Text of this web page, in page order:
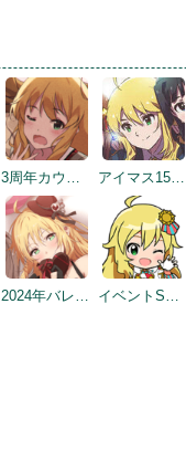
3周年カウントダウンイラスト アイマス15周年記念
2024年バレンタインデートップ画面 イベントSD #325